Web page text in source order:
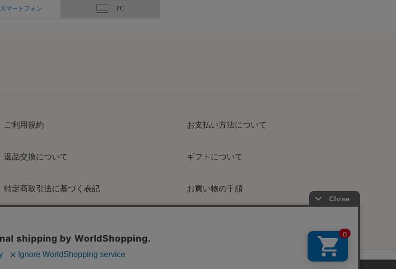
スマートフォン PC
ご利用規約 お支払い方法について
返品交換について ギフトについて
特定商取引法に基づく表記 お買い物の手順